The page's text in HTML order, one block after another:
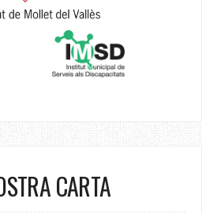
CARTA